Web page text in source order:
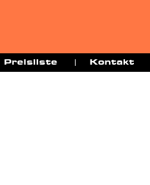
Preisliste Kontakt